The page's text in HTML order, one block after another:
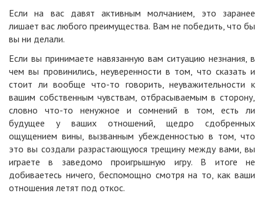
Если на вас давят активным молчанием, это заранее
лишает вас любого преимущества. Вам не победить, что бы
вы ни делали.
Если вы принимаете навязанную вам ситуацию незнания, в
чем вы провинились, неуверенности в том, что сказать и
стоит ли вообще что-то говорить, неуважительности к
вашим собственным чувствам, отбрасываемым в сторону,
словно что-то ненужное и сомнений в том, есть ли
будущее у ваших отношений, щедро сдобренных
ощущением вины, вызванным убежденностью в том, что
это вы создали разрастающуюся трещину между вами, вы
играете в заведомо проигрышную игру. В итоге не
добиваетесь ничего, беспомощно смотря на то, как ваши
отношения летят под откос.